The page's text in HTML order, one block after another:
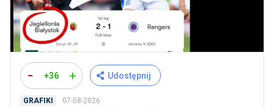
- +36 + Udostępnij
GRAFIKI 07-08-2026